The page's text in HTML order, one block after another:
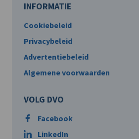
INFORMATIE
Cookiebeleid
Privacybeleid
Advertentiebeleid
Algemene voorwaarden
VOLG DVO
Facebook
LinkedIn